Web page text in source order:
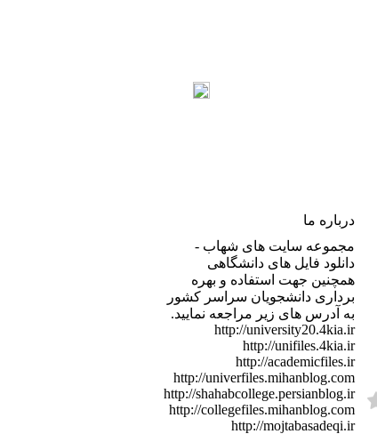
درباره ما
مجموعه سایت های شهاب -
دانلود فایل های دانشگاهی
همچنین جهت استفاده و بهره
برداری دانشجویان سراسر کشور
به آدرس های زیر مراجعه نمایید.
http://university20.4kia.ir
http://unifiles.4kia.ir
http://academicfiles.ir
http://univerfiles.mihanblog.com
http://shahabcollege.persianblog.ir
http://collegefiles.mihanblog.com
http://mojtabasadeqi.ir